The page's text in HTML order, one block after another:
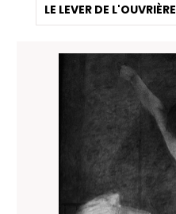
LE LEVER DE L'OUVRIÈRE